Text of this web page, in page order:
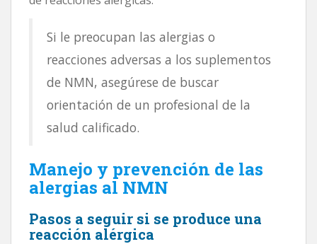
Si le preocupan las alergias o
reacciones adversas a los suplementos
de NMN, asegúrese de buscar
orientación de un profesional de la
salud calificado.
Manejo y prevención de las
alergias al NMN
Pasos a seguir si se produce una
reacción alérgica